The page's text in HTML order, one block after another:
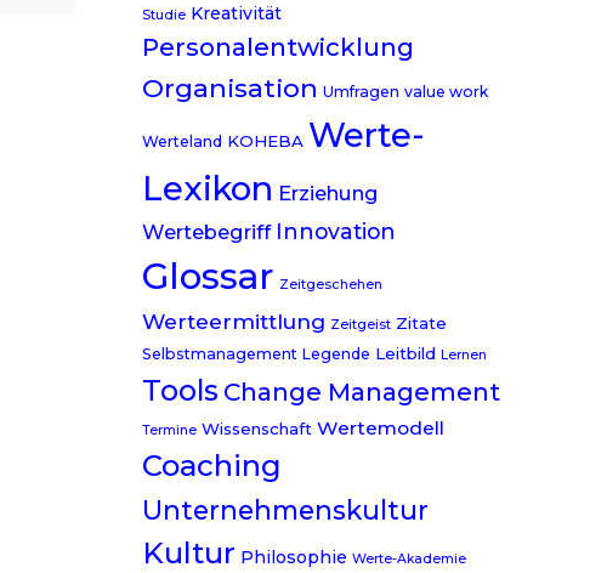
Studie Kreativität
Personalentwicklung
Organisation Umfragen value work
Werteland KOHEBA Werte-
Lexikon Erziehung
Wertebegriff Innovation
Glossar Zeitgeschehen
Werteermittlung Zeitgeist Zitate
Selbstmanagement Legende Leitbild Lernen
Tools Change Management
Termine Wissenschaft Wertemodell
Coaching
Unternehmenskultur
Kultur Philosophie Werte-Akademie